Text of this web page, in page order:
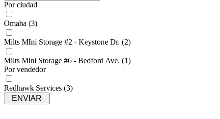
Por ciudad
Omaha (3)
Milts MIni Storage #2 - Keystone Dr. (2)
Milts Mini Storage #6 - Bedford Ave. (1)
Por vendedor
Redhawk Services (3)